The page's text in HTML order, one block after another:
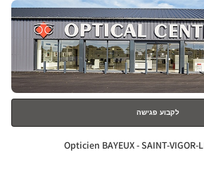
-
לקבוע פגישה
Opticien BAYEUX - SAINT-